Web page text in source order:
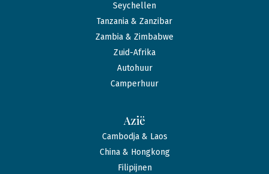
Seychellen
Tanzania & Zanzibar
Zambia & Zimbabwe
Zuid-Afrika
Autohuur
Camperhuur
Azië
Cambodja & Laos
China & Hongkong
Filipijnen